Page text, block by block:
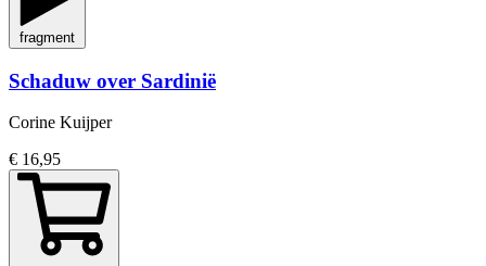
fragment
Schaduw over Sardinië
Corine Kuijper
€ 16,95